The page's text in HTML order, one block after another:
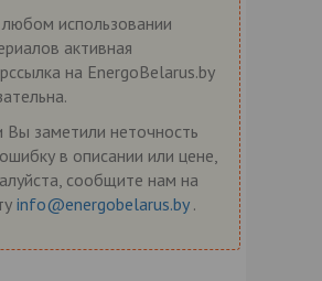
использовании
активная
на EnergoBelarus.by
Вы заметили неточность
в описании или цене,
сообщите нам на
info@energobelarus.by .